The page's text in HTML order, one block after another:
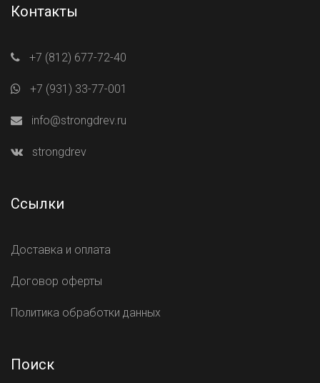
Контакты
+7 (812) 677-72-40
+7 (931) 33-77-001
info@strongdrev.ru
strongdrev
Ссылки
Доставка и оплата
Договор оферты
Политика обработки данных
Поиск